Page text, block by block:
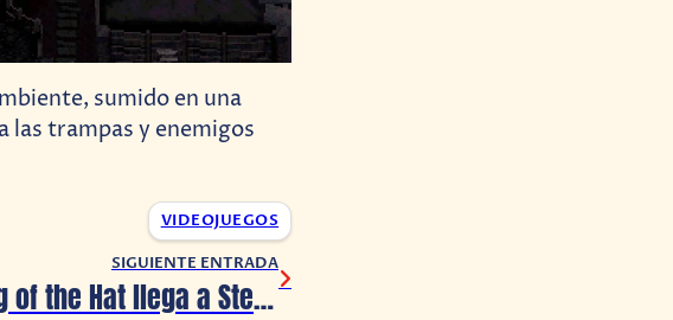
sumido en una
las trampas y enemigos
VIDEOJUEGOS
SIGUIENTE ENTRADA
King of the Hat llega a Steam como Early Access